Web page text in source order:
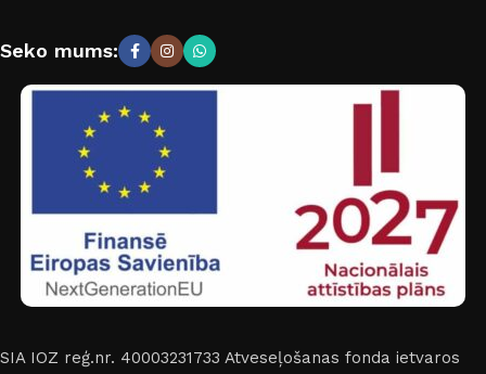
Seko mums:
SIA IOZ reģ.nr. 40003231733 Atveseļošanas fonda ietvaros